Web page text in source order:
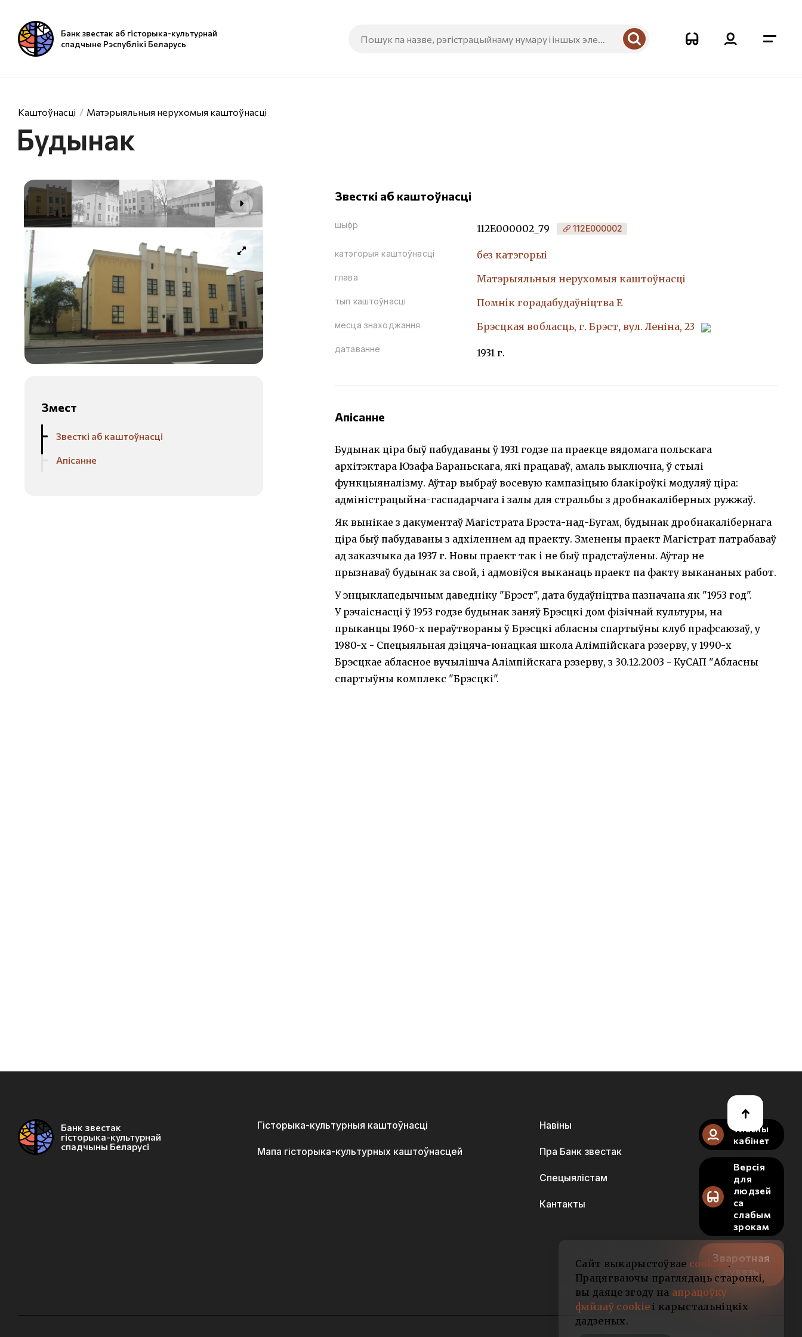
Банк звестак аб гісторыка-культурнай
спадчыне Рэспублікі Беларусь
Каштоўнасці Матэрыяльныя нерухомыя каштоўнасці
Будынак
Змест
Звесткі аб каштоўнасці
Апісанне
Звесткі аб каштоўнасці
шыфр 112Е000002_79 112Е000002
катэгорыя каштоўнасці без катэгорыі
глава Матэрыяльныя нерухомыя каштоўнасці
тып каштоўнасці Помнiк горадабудаўнiцтва Е
месца знаходжання Брэсцкая вобласць, г. Брэст, вул. Леніна, 23
датаванне 1931 г.
Апісанне
Будынак ціра быў пабудаваны ў 1931 годзе па праекце вядомага польскага
архітэктара Юзафа Бараньскага, які працаваў, амаль выключна, ў стылі
функцыяналізму. Аўтар выбраў восевую кампазіцыю блакіроўкі модуляў ціра:
адміністрацыйна-гаспадарчага і залы для стральбы з дробнакаліберных ружжаў.
Як вынікае з дакументаў Магістрата Брэста-над-Бугам, будынак дробнакалібернага
ціра быў пабудаваны з адхіленнем ад праекту. Зменены праект Магістрат патрабаваў
ад заказчыка да 1937 г. Новы праект так i не быў прадстаўлены. Аўтар не
прызнаваў будынак за свой, і адмовіўся выканаць праект па факту выкананых работ.
У энцыклапедычным даведніку "Брэст", дата будаўніцтва пазначана як "1953 год".
У рэчаіснасці ў 1953 годзе будынак заняў Брэсцкі дом фізічнай культуры, на
прыканцы 1960-х пераўтвораны ў Брэсцкі абласны спартыўны клуб прафсаюзаў, у
1980-х - Спецыяльная дзіцяча-юнацкая школа Алімпійскага рэзерву, у 1990-х
Брэсцкае абласное вучылішча Алімпійскага рэзерву, з 30.12.2003 - КуСАП "Абласны
спартыўны комплекс "Брэсцкі".
Банк звестак
гісторыка-культурнай
спадчыны Беларусі
Гісторыка-культурныя каштоўнасці
Мапа гісторыка-культурных каштоўнасцей
Навіны
Пра Банк звестак
Спецыялістам
Кантакты
Уласны
кабінет
Версія
для
людзей
са
слабым
зрокам
Зваротная
сувязь
Сайт выкарыстоўвае cookies.
Працягваючы праглядаць старонкі,
вы даяце згоду на апрацоўку
файлаў cookie і карыстальніцкіх
дадзеных.